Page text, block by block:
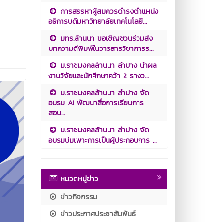
การสรรหาผู้สมควรดำรงตำแหน่ง
อธิการบดีมหาวิทยาลัยเทคโนโลยี...
มทร.ล้านนา ขอเชิญชวนร่วมส่ง
บทความตีพิมพ์ในวารสารวิชาการร...
ม.ราชมงคลล้านนา ลำปาง นำผล
งานวิจัยและนักศึกษาคว้า 2 รางว...
ม.ราชมงคลล้านนา ลำปาง จัด
อบรม AI พัฒนาสื่อการเรียนการ
สอน...
ม.ราชมงคลล้านนา ลำปาง จัด
อบรมบ่มเพาะการเป็นผู้ประกอบการ ...
หมวดหมู่ข่าว
ข่าวกิจกรรม
ข่าวประกาศประชาสัมพันธ์